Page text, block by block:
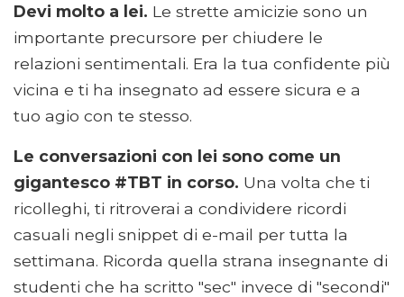
Devi molto a lei. Le strette amicizie sono un
importante precursore per chiudere le
relazioni sentimentali. Era la tua confidente più
vicina e ti ha insegnato ad essere sicura e a
tuo agio con te stesso.
Le conversazioni con lei sono come un
gigantesco #TBT in corso. Una volta che ti
ricolleghi, ti ritroverai a condividere ricordi
casuali negli snippet di e-mail per tutta la
settimana. Ricorda quella strana insegnante di
studenti che ha scritto "sec" invece di "secondi"